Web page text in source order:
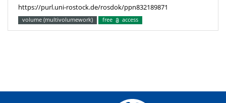
https://purl.uni-rostock.de/rosdok/ppn832189871
volume (multivolumework) free access